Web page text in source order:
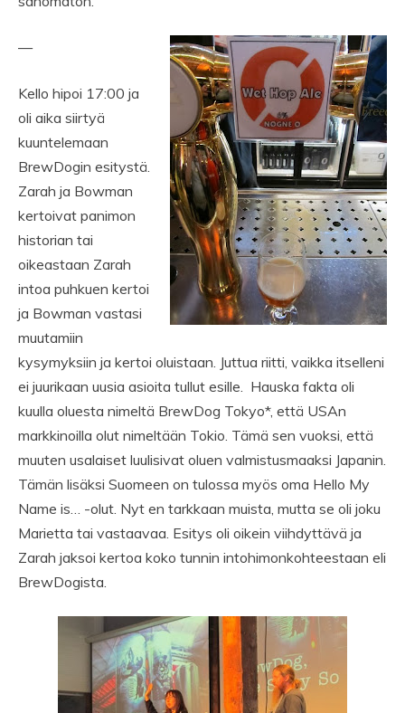
—
Kello hipoi 17:00 ja
oli aika siirtyä
kuuntelemaan
BrewDogin esitystä.
Zarah ja Bowman
kertoivat panimon
historian tai
oikeastaan Zarah
intoa puhkuen kertoi
ja Bowman vastasi
muutamiin
kysymyksiin ja kertoi oluistaan. Juttua riitti, vaikka itselleni
ei juurikaan uusia asioita tullut esille. Hauska fakta oli
kuulla oluesta nimeltä BrewDog Tokyo*, että USAn
markkinoilla olut nimeltään Tokio. Tämä sen vuoksi, että
muuten usalaiset luulisivat oluen valmistusmaaksi Japanin.
Tämän lisäksi Suomeen on tulossa myös oma Hello My
Name is… -olut. Nyt en tarkkaan muista, mutta se oli joku
Marietta tai vastaavaa. Esitys oli oikein viihdyttävä ja
Zarah jaksoi kertoa koko tunnin intohimonkohteestaan eli
BrewDogista.